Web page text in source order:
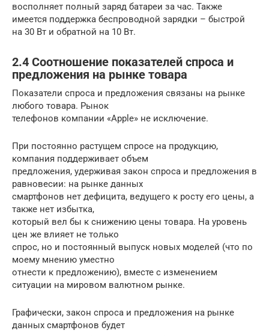
восполняет полный заряд батареи за час. Также
имеется поддержка беспроводной зарядки – быстрой
на 30 Вт и обратной на 10 Вт.
2.4 Соотношение показателей спроса и
предложения на рынке товара
Показатели спроса и предложения связаны на рынке
любого товара. Рынок
телефонов компании «Apple» не исключение.
При постоянно растущем спросе на продукцию,
компания поддерживает объем
предложения, удерживая закон спроса и предложения в
равновесии: на рынке данных
смартфонов нет дефицита, ведущего к росту его цены, а
также нет избытка,
который вел бы к снижению цены товара. На уровень
цен же влияет не только
спрос, но и постоянный выпуск новых моделей (что по
моему мнению уместно
отнести к предложению), вместе с изменением
ситуации на мировом валютном рынке.
Графически, закон спроса и предложения на рынке
данных смартфонов будет